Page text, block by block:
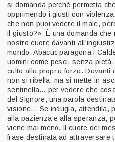
si domanda perché permetta
opprimendo i giusti con
che non puoi vedere il male,
il giusto?». È una domanda che
nostro cuore davanti
mondo. Abacuc paragona i
uomini come pesci, senza
culto alla propria forza. Davanti
non si ribella, ma si mette in
sentinella… per vedere che
del Signore, una parola
visione… Se indugia, attendila,
alla pazienza e alla speranza,
viene mai meno. Il cuore del
frase destinata ad attraversare